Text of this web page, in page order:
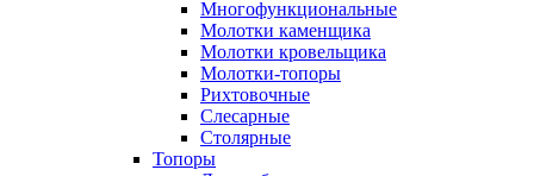
Многофункциональные
Молотки каменщика
Молотки кровельщика
Молотки-топоры
Рихтовочные
Слесарные
Столярные
Топоры